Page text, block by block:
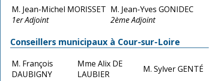
M. Jean-Michel MORISSET
1er Adjoint
M. Jean-Yves GONIDEC
2ème Adjoint
Conseillers municipaux à Cour-sur-Loire
M. François
DAUBIGNY
Mme Alix DE
LAUBIER
M. Sylver GENTÉ